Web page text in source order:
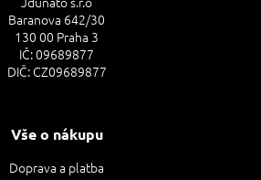
Baranova 642/30
130 00 Praha 3
IČ: 09689877
DIČ: CZ09689877
Vše o nákupu
Doprava a platba